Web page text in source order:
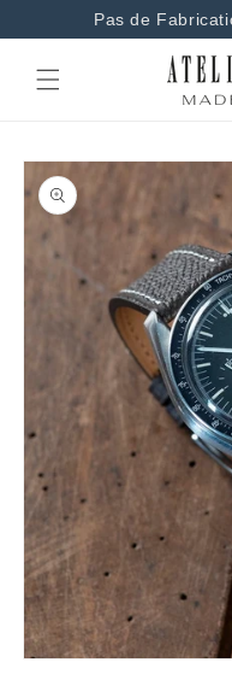
Pas de
contenu
Passer aux
informations
produits